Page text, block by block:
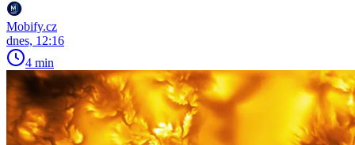
Mobify.cz
dnes, 12:16
4 min